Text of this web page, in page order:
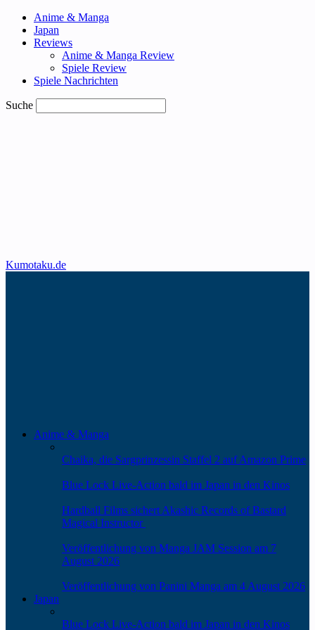
Anime & Manga
Japan
Reviews
Anime & Manga Review
Spiele Review
Anime & Manga
Chaika, die Sargprinzessin Staffel 2 auf
Amazon Prime
Blue Lock Live-Action bald im Japan in den
Kinos
Hardball Films sichert Akashic Records of